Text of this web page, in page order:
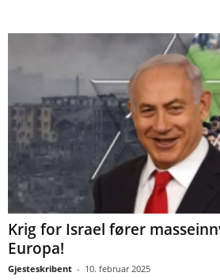
Krig for Israel fører
Europa!
Gjesteskribent - 10. februar 2025